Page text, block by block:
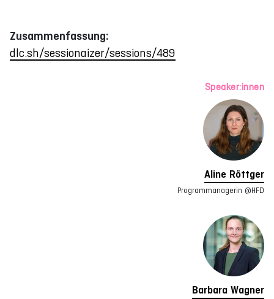
Zusammenfassung:
dlc.sh/sessionaizer/sessions/489
Speaker:innen
Aline Röttger
Programmanagerin @HFD
Barbara Wagner